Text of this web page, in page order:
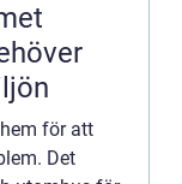
för att
Det